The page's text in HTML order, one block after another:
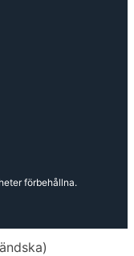
förbehållna.
)